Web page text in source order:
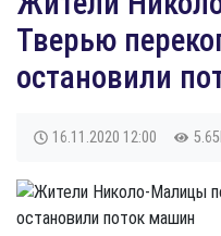
Тверью
остановили
16.11.2020 12:00